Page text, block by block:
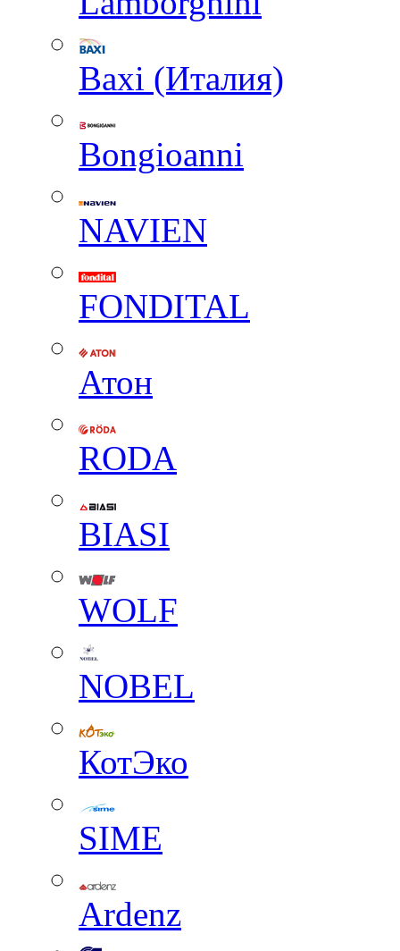
Baxi (Италия)
Вongioanni
NAVIEN
FONDITAL
Атон
RODA
BIASI
WOLF
NOBEL
КотЭко
SIME
Ardenz